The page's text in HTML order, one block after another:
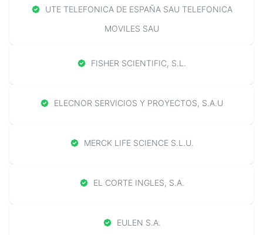
UTE TELEFONICA DE ESPAÑA SAU TELEFONICA
MOVILES SAU
FISHER SCIENTIFIC, S.L.
ELECNOR SERVICIOS Y PROYECTOS, S.A.U
MERCK LIFE SCIENCE S.L.U.
EL CORTE INGLES, S.A.
EULEN S.A.